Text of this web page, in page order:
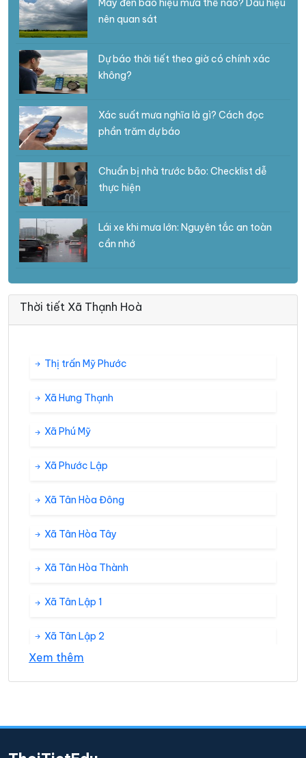
Mây đen báo hiệu mưa thế nào? Dấu hiệu
nên quan sát
Dự báo thời tiết theo giờ có chính xác
không?
Xác suất mưa nghĩa là gì? Cách đọc
phần trăm dự báo
Chuẩn bị nhà trước bão: Checklist dễ
thực hiện
Lái xe khi mưa lớn: Nguyên tắc an toàn
cần nhớ
Thời tiết Xã Thạnh Hoà
Thị trấn Mỹ Phước
Xã Hưng Thạnh
Xã Phú Mỹ
Xã Phước Lập
Xã Tân Hòa Đông
Xã Tân Hòa Tây
Xã Tân Hòa Thành
Xã Tân Lập 1
Xã Tân Lập 2
Xem thêm